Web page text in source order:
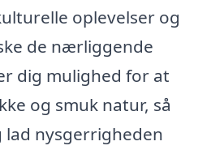
oplevelser og
de nærliggende
dig mulighed for at
og smuk natur, så
nysgerrigheden